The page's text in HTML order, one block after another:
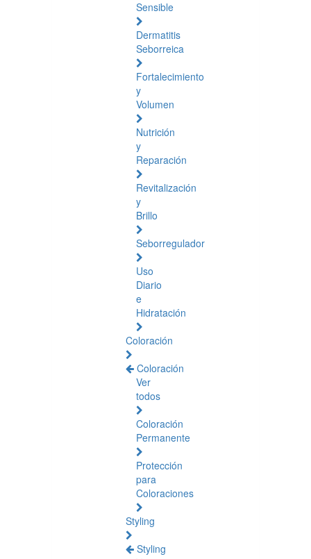
Sensible
Dermatitis
Seborreica
Fortalecimiento
y
Volumen
Nutrición
y
Reparación
Revitalización
y
Brillo
Seborregulador
Uso
Diario
e
Hidratación
Coloración
Coloración
Ver
todos
Coloración
Permanente
Protección
para
Coloraciones
Styling
Styling